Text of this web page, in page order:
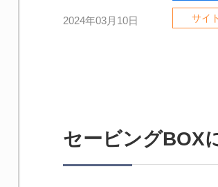
2024年03月10日 サイ
セービングBOX